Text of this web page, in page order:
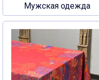
Мужская одежда